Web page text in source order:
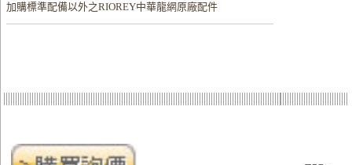
加購標準配備以外之RIOREY中華龍網原廠配件